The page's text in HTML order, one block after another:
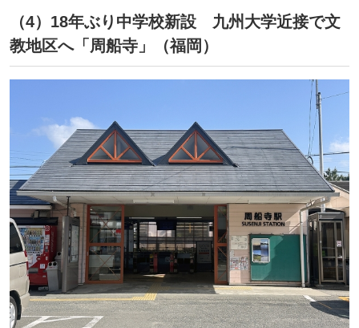
（4）18年ぶり中学校新設 九州大学近接で文
教地区へ「周船寺」（福岡）